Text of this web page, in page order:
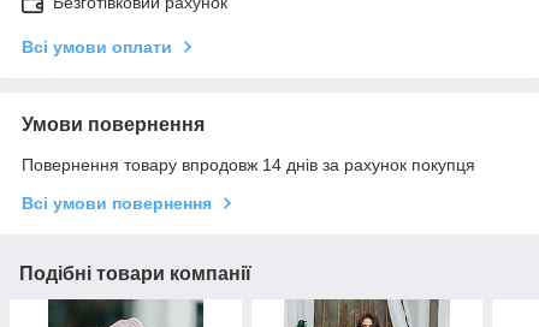
Всі умови оплати
Умови повернення
Повернення товару впродовж 14 днів за рахунок покупця
Всі умови повернення
Подібні товари компанії